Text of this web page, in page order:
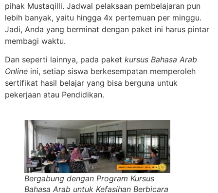
pihak Mustaqilli. Jadwal pelaksaan pembelajaran pun
lebih banyak, yaitu hingga 4x pertemuan per minggu.
Jadi, Anda yang berminat dengan paket ini harus pintar
membagi waktu.
Dan seperti lainnya, pada paket kursus Bahasa Arab
Online ini, setiap siswa berkesempatan memperoleh
sertifikat hasil belajar yang bisa berguna untuk
pekerjaan atau Pendidikan.
Bergabung dengan Program Kursus
Bahasa Arab untuk Kefasihan Berbicara